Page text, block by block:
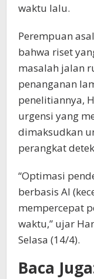
waktu lalu.
Perempuan
bahwa riset
masalah jalan
penanganan
penelitiannya,
urgensi yang
dimaksudkan
perangkat
“Optimasi
berbasis AI
mempercepat
waktu,” ujar
Selasa (14/4).
Baca